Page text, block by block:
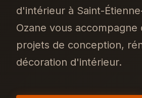
d'intérieur à Saint-
Ozane vous accompagne
projets de conception,
décoration d'intérieur.